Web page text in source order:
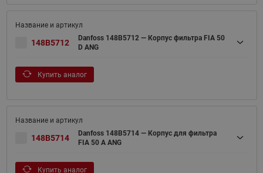
148B5712
Danfoss 148B5712 — Корпус фильтра FIA 50
D ANG
Купить аналог
148B5714
Danfoss 148B5714 — Корпус для фильтра
FIA 50 A ANG
Купить аналог